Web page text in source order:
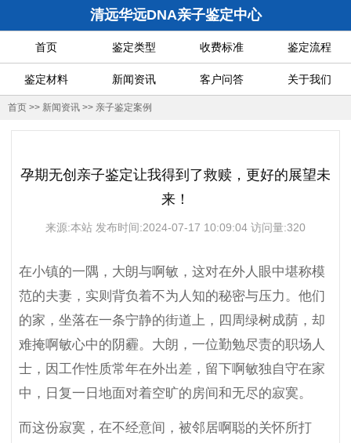
清远华远DNA亲子鉴定中心
首页 鉴定类型 收费标准 鉴定流程
鉴定材料 新闻资讯 客户问答 关于我们
首页 >> 新闻资讯 >> 亲子鉴定案例
孕期无创亲子鉴定让我得到了救赎，更好的展望未
来！
来源:本站 发布时间:2024-07-17 10:09:04 访问量:320
在小镇的一隅，大朗与啊敏，这对在外人眼中堪称模
范的夫妻，实则背负着不为人知的秘密与压力。他们
的家，坐落在一条宁静的街道上，四周绿树成荫，却
难掩啊敏心中的阴霾。大朗，一位勤勉尽责的职场人
士，因工作性质常年在外出差，留下啊敏独自守在家
中，日复一日地面对着空旷的房间和无尽的寂寞。
而这份寂寞，在不经意间，被邻居啊聪的关怀所打